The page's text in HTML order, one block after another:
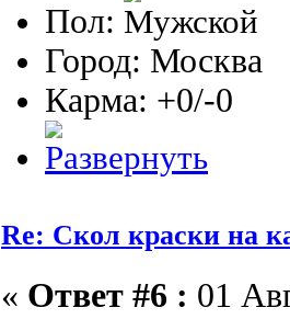
Пол:
Город: Москва
Карма: +0/-0
Re: Скол краски на
« Ответ #6 : 01